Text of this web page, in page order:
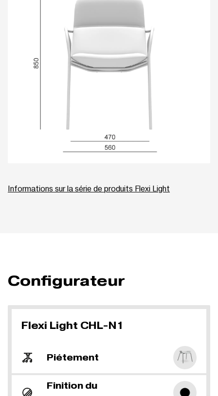
Informations sur la série de produits Flexi Light
Configurateur
Flexi Light CHL-N1
Piétement
Finition du